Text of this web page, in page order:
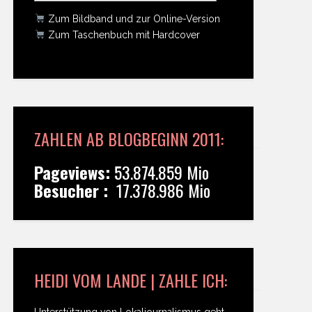
Zum Bildband und zur Online-Version
Zum Taschenbuch mit Hardcover
ZAHLEN AB BLOGBEGINN 2011:
Pageviews: 53.874.859 Mio
Besucher : 17.378.986 Mio
HEIDI VOM LANDE | ZAHLE ICH: